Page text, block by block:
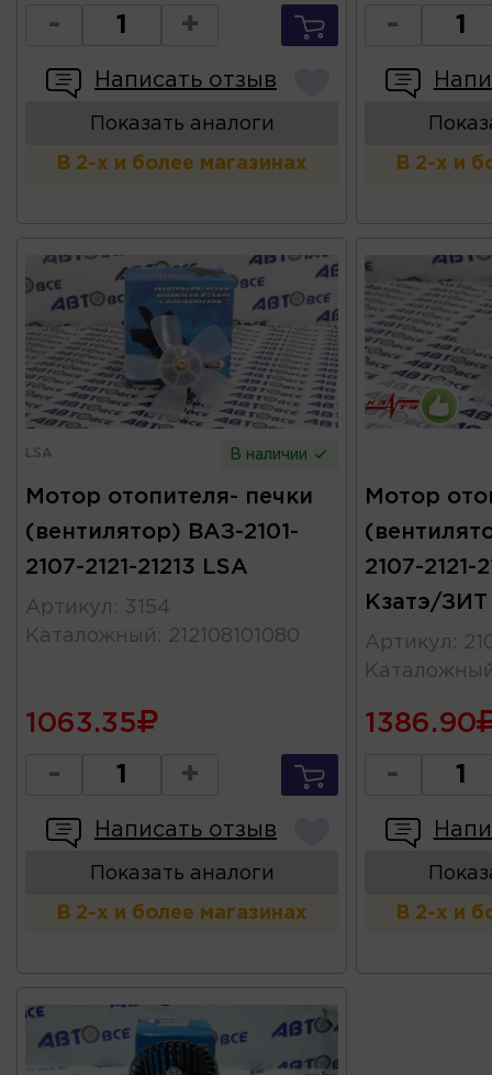
- +
Написать отзыв
Показать аналоги
В 2-х и более магазинах
-
В 2-х и
LSA В наличии
Мотор отопителя- печки
(вентилятор) ВАЗ-2101-
2107-2121-21213 LSA
Артикул : 3154
Каталожный : 212108101080
1063.35
- +
Написать отзыв
Показать аналоги
В 2-х и более магазинах
Мотор
2107-2121-
Кзатэ/ЗИТ
Артикул :
1386.90
-
В 2-х и